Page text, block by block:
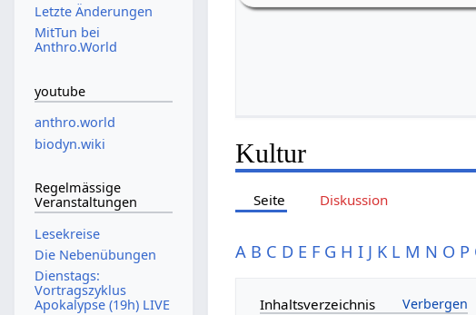
Kultur
Seite Diskussion
A B C D E F G H I J K L M N O P
Inhaltsverzeichnis
Letzte Änderungen
MitTun bei
Anthro.World
youtube
anthro.world
biodyn.wiki
Regelmässige
Veranstaltungen
Lesekreise
Die Nebenübungen
Dienstags:
Vortragszyklus
Apokalypse (19h) LIVE